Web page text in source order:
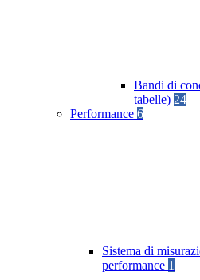
Bandi di
tabelle) 24
Performance 6
Sistema di
performance 1